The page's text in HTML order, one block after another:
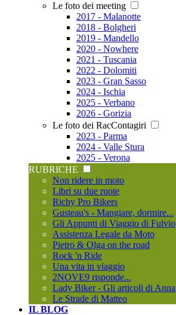
Le foto dei meeting
2017 - Malanotte
2018 - Bolgheri
2019 - Mandello
2020 - Nowhere
2021 - Tuscania
2022 - Dolomiti
2023 - Gran Sasso
2024 - Ischia
2025 - Verbano
2026 - Gorizia
Le foto dei RacContagiri
2023 - Parma
2024 - Valle Stura
2025 - Verona
RUBRICHE
Non ridere in moto
Libri su due ruote
Richy Pro Bikers
Gusteau's - Mangiare, dormire...
Gli Appunti di Viaggio di Fulvio
Assistenza Legale da Moto
Pietro & Olga on the road
Rock 'n Ride
Una vita in viaggio
2NOVE9 risponde...
Lady Biker - Gli articoli di Anna
Le Strade di Matteo
IL BLOG